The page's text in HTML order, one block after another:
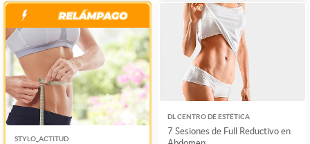
STYLO_ACTITUD
DL CENTRO DE ESTÉTICA
7 Sesiones de Full Reductivo en